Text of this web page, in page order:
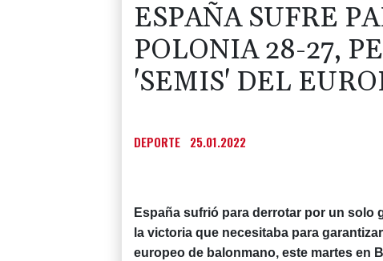
ESPAÑA SUFRE
POLONIA 28-27,
'SEMIS' DEL
DEPORTE 25.01.2022
España sufrió para derrotar por un solo
la victoria que necesitaba para
europeo de balonmano, este martes en